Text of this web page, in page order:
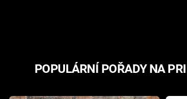
POPULÁRNÍ POŘADY NA